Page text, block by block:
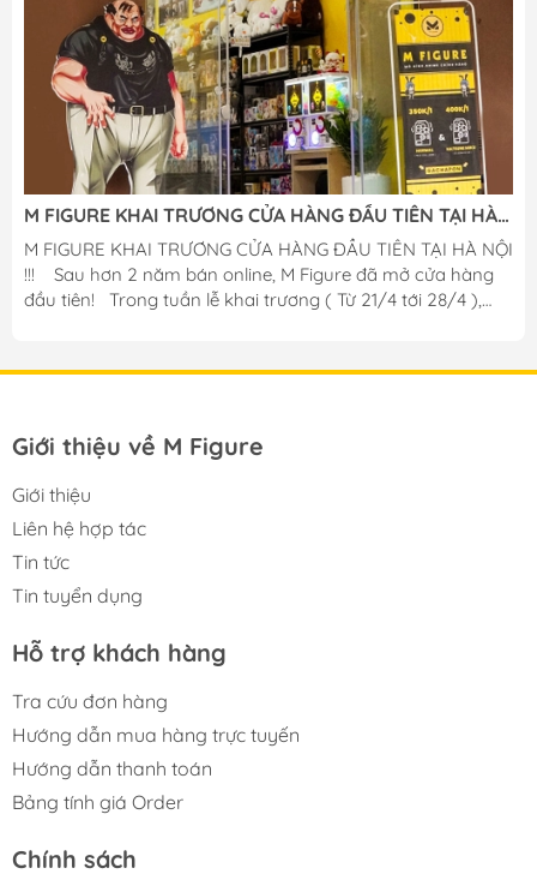
M FIGURE KHAI TRƯƠNG CỬA HÀNG ĐẦU TIÊN TẠI HÀ
NỘI
M FIGURE KHAI TRƯƠNG CỬA HÀNG ĐẦU TIÊN TẠI HÀ NỘI
!!! ️ Sau hơn 2 năm bán online, M Figure đã mở cửa hàng
đầu tiên! Trong tuần lễ khai trương ( Từ 21/4 tới 28/4 ),
cửa hàng! Gacha Figure chỉ : 299k / lượt quay. -- ĐẶC
KHÁCH HÀNG ĐẦU TIÊN tới shop sẽ...
Giới thiệu về M Figure
Giới thiệu
Liên hệ hợp tác
Tin tức
Tin tuyển dụng
Hỗ trợ khách hàng
Tra cứu đơn hàng
Hướng dẫn mua hàng trực tuyến
Hướng dẫn thanh toán
Bảng tính giá Order
Chính sách